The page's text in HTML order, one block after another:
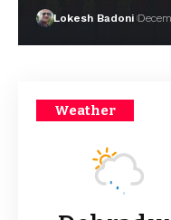
Lokesh Badoni
Weather